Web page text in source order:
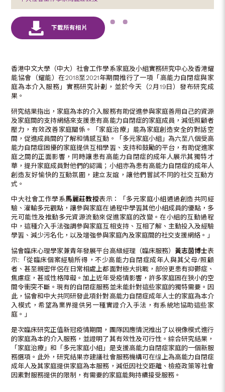
香港中文大學（中大）社會工作學系家庭及小組實務研究中心及香港耀
能協會（耀能）在2018至2021年期間推行了一項「高能力自閉症與家
庭為本介入服務」實務研究計劃，並於今天（2月19日）發布研究成
果。
研究結果指出，家庭為本的介入服務有助促進參與家庭善用自己的資源
及家庭間的支持網絡來支援患有高能力自閉症的家庭成員，減低照顧者
壓力，有效改善家庭關係。「家庭治療」能為家庭創造安全的對話空
間，促進成員間的了解和情感互動。「多元家庭小組」為六至八個受高
能力自閉症困擾的家庭提供互相學習、支持和鼓勵的平台，有助促進家
庭之間的正面影響，同時讓患有高能力自閉症的成年人展示其獨特才
華，提升家庭成員對他們的認識；小組亦為患有高能力自閉症的成年人
創造友好愉快的互動氛圍，建立友誼，讓他們嘗試不同的社交互動方
式。
中大社會工作學系馬麗莊教授表示：「多元家庭小組通過創造共同經
驗、灌輸多元觀點，讓參與家庭在過程中學習其他小組成員的優點，多
元可能性及推動多元資源流動來促進家庭的改變。在小組的互動過程
中，這種介入手法強調參與家庭互相支持、互相了解、主動投入及經驗
學習、減少污名化，以及增強參與家庭內及家庭間的社交支援網絡。」
協會臨床心理學家兼青年發展平台高級經理（臨床服務） 黃志茵博士表
示:「從臨床個案經驗所得，不少高能力自閉症成年人與其父母/照顧
者、甚至親密伴侶在日常相處上都面對極大挑戰，部份更患有抑鬱症、
焦慮症，甚或性格障礙。加上近年受疫情影響，許多家庭困在狹小的空
間令衝突不斷。現有的自閉症服務並未能針對這些家庭的獨特需要。因
此，協會和中大共同研發此項針對高能力自閉症成年人士的家庭為本介
入模式，希望為業界提供另一種實證介入手法，有系統地協助這些家
庭。」
是次臨床研究正值新冠疫情期間，團隊因應情況推出了以視像模式進行
的家庭為本的介入服務，並證明了其有效性及可行性。綜合研究結果，
「家庭治療」和「多元家庭小組」是支援高能力自閉症家庭的一個新服
務選項。此外，研究結果亦建議社會服務機構可在缐上為高能力自閉症
成年人及其家庭提供家庭為本服務，減低因社交距離、檢疫政策等社會
因素對服務提供的限制，有需要的家庭能夠持續接受服務。